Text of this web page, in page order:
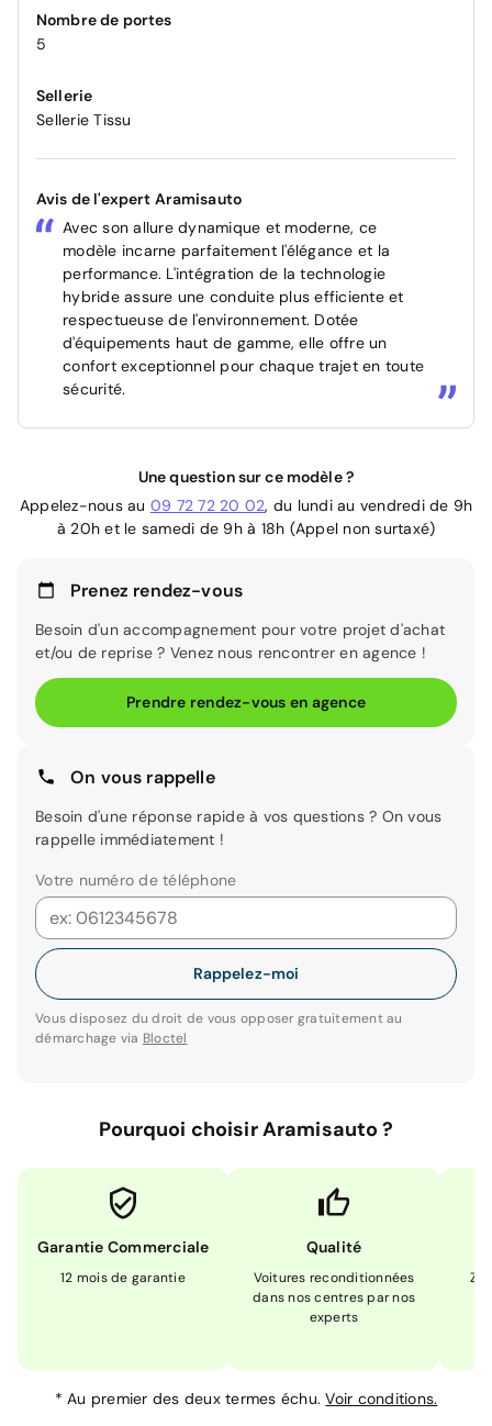
Nombre de portes
5
Sellerie
Sellerie Tissu
Avis de l'expert Aramisauto
Avec son allure dynamique et moderne, ce
modèle incarne parfaitement l'élégance et la
performance. L'intégration de la technologie
hybride assure une conduite plus efficiente et
respectueuse de l'environnement. Dotée
d'équipements haut de gamme, elle offre un
confort exceptionnel pour chaque trajet en toute
sécurité.
Une question sur ce modèle ?
Appelez-nous au 09 72 72 20 02, du lundi au vendredi de 9h
à 20h et le samedi de 9h à 18h (Appel non surtaxé)
Prenez rendez-vous
Besoin d'un accompagnement pour votre projet d'achat
et/ou de reprise ? Venez nous rencontrer en agence !
Prendre rendez-vous en agence
On vous rappelle
Besoin d'une réponse rapide à vos questions ? On vous
rappelle immédiatement !
Votre numéro de téléphone
Rappelez-moi
Vous disposez du droit de vous opposer gratuitement au
démarchage via Bloctel
Pourquoi choisir Aramisauto ?
Garantie Commerciale
12 mois de garantie
Qualité
Voitures reconditionnées
dans nos centres par nos
experts
*Au premier des deux termes échu.Voir conditions.